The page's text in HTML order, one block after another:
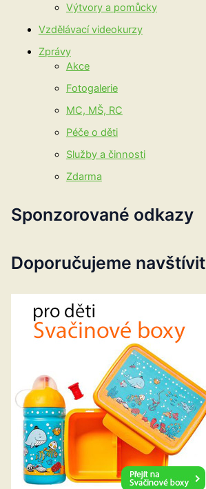
Výtvory a pomůcky
Vzdělávací videokurzy
Zprávy
Akce
Fotogalerie
MC, MŠ, RC
Péče o děti
Služby a činnosti
Zdarma
Sponzorované odkazy
Doporučujeme navštívit